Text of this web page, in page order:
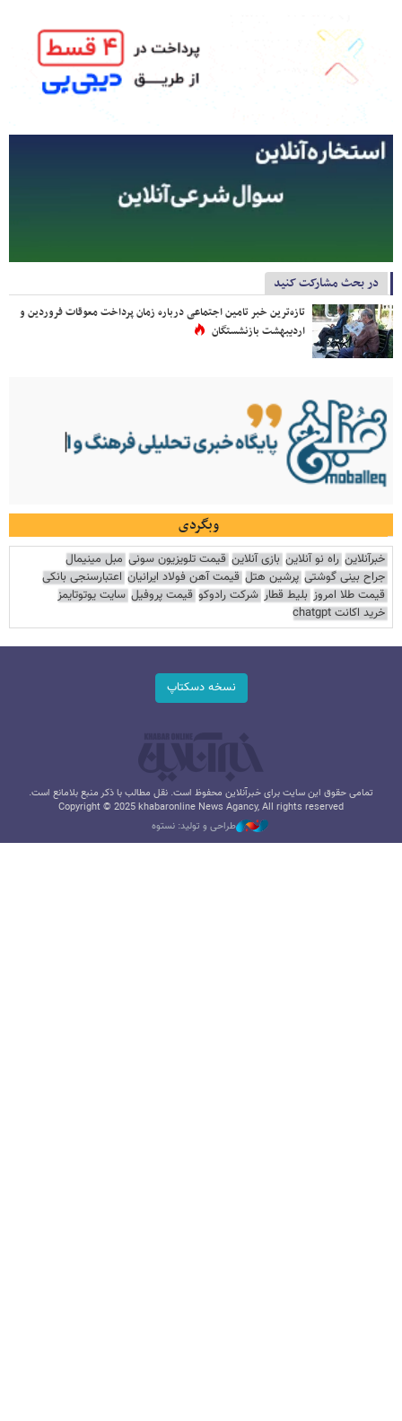
در بحث مشارکت کنید
تازه‌ترین خبر تامین اجتماعی درباره زمان پرداخت معوقات فروردین و
اردیبهشت بازنشستگان
وبگردی
خبرآنلاین راه نو آنلاین بازی آنلاین قیمت تلویزیون سونی مبل مینیمال
جراح بینی گوشتی پرشین هتل قیمت آهن فولاد ایرانیان اعتبارسنجی بانکی
قیمت طلا امروز بلیط قطار شرکت رادوکو قیمت پروفیل سایت یوتوتایمز
خرید اکانت chatgpt
نسخه دسکتاپ
تمامی حقوق این سایت برای خبرآنلاین محفوظ است. نقل مطالب با ذکر منبع بلامانع است.
Copyright © 2025 khabaronline News Agancy, All rights reserved
طراحی و تولید: نستوه